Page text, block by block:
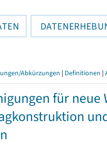
Abkürzungen | Definitionen |
für